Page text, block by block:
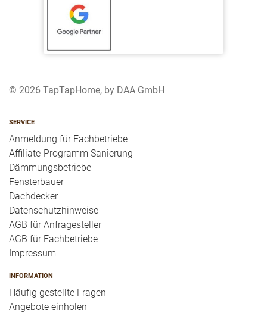
© 2026 TapTapHome, by DAA GmbH
SERVICE
Anmeldung für Fachbetriebe
Affiliate-Programm Sanierung
Dämmungsbetriebe
Fensterbauer
Dachdecker
Datenschutzhinweise
AGB für Anfragesteller
AGB für Fachbetriebe
Impressum
INFORMATION
Häufig gestellte Fragen
Angebote einholen